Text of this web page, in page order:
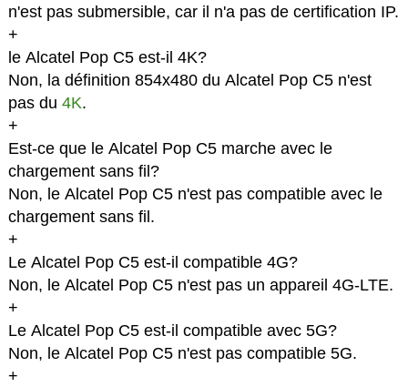
n'est pas submersible, car il n'a pas de certification IP.
+
le Alcatel Pop C5 est-il 4K?
Non, la définition 854x480 du Alcatel Pop C5 n'est
pas du 4K.
+
Est-ce que le Alcatel Pop C5 marche avec le
chargement sans fil?
Non, le Alcatel Pop C5 n'est pas compatible avec le
chargement sans fil.
+
Le Alcatel Pop C5 est-il compatible 4G?
Non, le Alcatel Pop C5 n'est pas un appareil 4G-LTE.
+
Le Alcatel Pop C5 est-il compatible avec 5G?
Non, le Alcatel Pop C5 n'est pas compatible 5G.
+